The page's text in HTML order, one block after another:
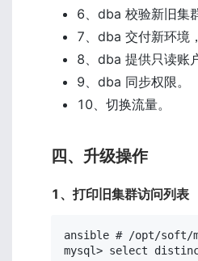
6、dba 校验新旧集
7、dba 交付新环境
8、dba 提供只读账
9、dba 同步权限。
10、切换流量。
四、升级操作
1、打印旧集群访问列表
ansible # /opt/soft/
mysql> select